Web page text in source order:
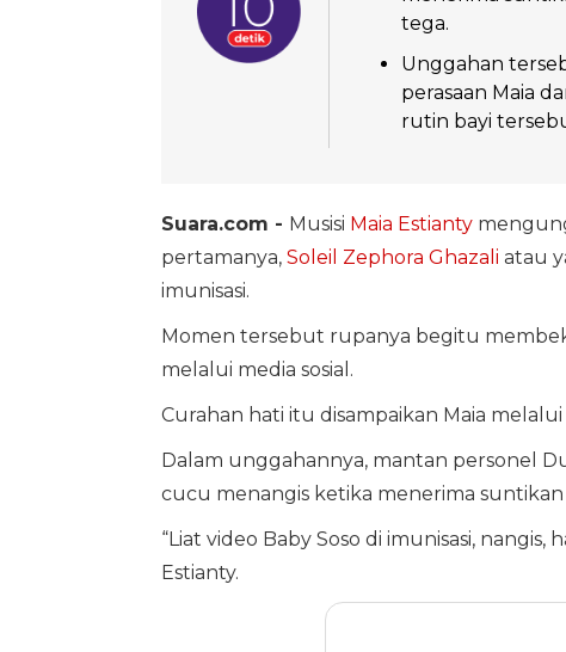
tega.
Unggahan
perasaan Maia
rutin bayi
Suara.com - Musisi Maia Estianty
pertamanya, Soleil Zephora Ghazali atau
imunisasi.
Momen tersebut rupanya begitu
melalui media sosial.
Curahan hati itu disampaikan Maia
Dalam unggahannya, mantan personel
cucu menangis ketika menerima suntikan
“Liat video Baby Soso di imunisasi,
Estianty.